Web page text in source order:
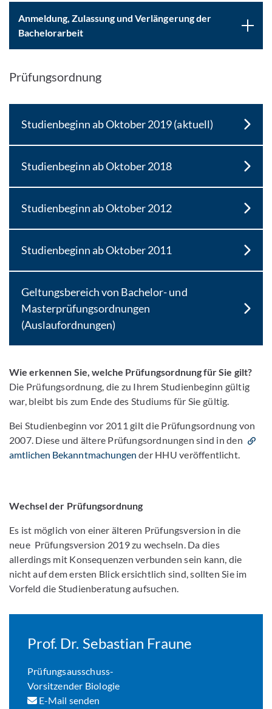
Anmeldung, Zulassung und Verlängerung der
Bachelorarbeit
Prüfungsordnung
Studienbeginn ab Oktober 2019 (aktuell)
Studienbeginn ab Oktober 2018
Studienbeginn ab Oktober 2012
Studienbeginn ab Oktober 2011
Geltungsbereich von Bachelor- und
Masterprüfungsordnungen
(Auslaufordnungen)
Wie erkennen Sie, welche Prüfungsordnung für Sie gilt?
Die Prüfungsordnung, die zu Ihrem Studienbeginn gültig
war, bleibt bis zum Ende des Studiums für Sie gültig.
Bei Studienbeginn vor 2011 gilt die Prüfungsordnung von
2007. Diese und ältere Prüfungsordnungen sind in den
amtlichen Bekanntmachungen ​​​​​​​ der HHU veröffentlicht.
Wechsel der Prüfungsordnung
Es ist möglich von einer älteren Prüfungsversion in die
neue Prüfungsversion 2019 zu wechseln. Da dies
allerdings mit Konsequenzen verbunden sein kann, die
nicht auf dem ersten Blick ersichtlich sind, sollten Sie im
Vorfeld die Studienberatung aufsuchen.
Prof. Dr. Sebastian Fraune
Prüfungsausschuss-
Vorsitzender Biologie
E-Mail senden